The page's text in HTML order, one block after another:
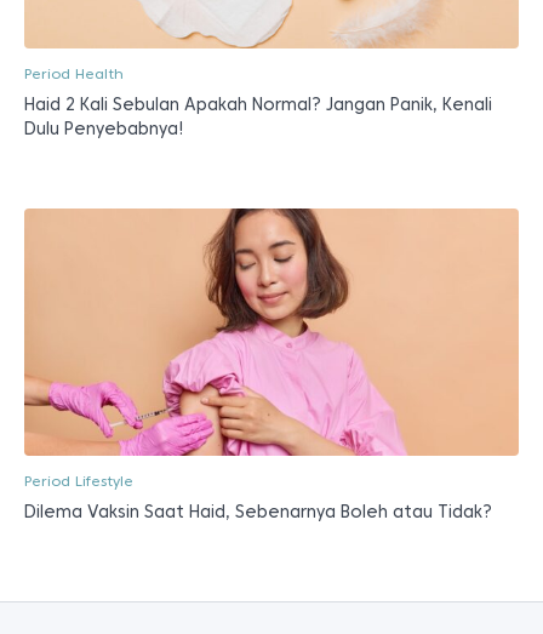
Period Health
Haid 2 Kali Sebulan Apakah Normal? Jangan Panik, Kenali
Dulu Penyebabnya!
Period Lifestyle
Dilema Vaksin Saat Haid, Sebenarnya Boleh atau Tidak?